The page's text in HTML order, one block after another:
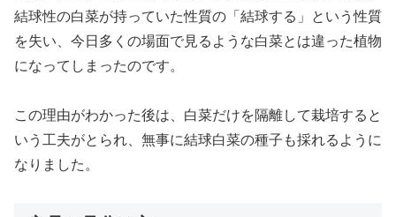
結球性の白菜が持っていた性質の「結球する」という性質
を失い、今日多くの場面で見るような白菜とは違った植物
になってしまったのです。
この理由がわかった後は、白菜だけを隔離して栽培すると
いう工夫がとられ、無事に結球白菜の種子も採れるように
なりました。